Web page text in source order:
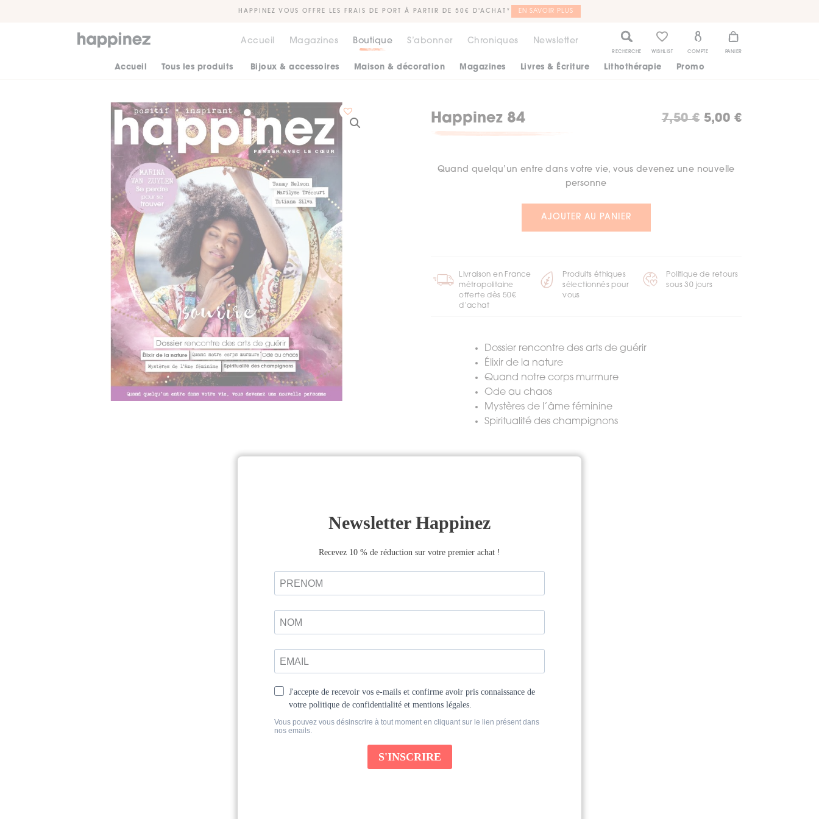
HAPPINEZ VOUS OFFRE LES FRAIS DE PORT À PARTIR DE 50€ D'ACHAT* EN SAVOIR PLUS
Accueil Magazines Boutique S’abonner Chroniques Newsletter
RECHERCHE WISHLIST COMPTE PANIER
Accueil Tous les produits Bijoux & accessoires Maison & décoration Magazines Livres & Écriture Lithothérapie Promo
Happinez 84 7,50€ Le
5,00 €Le
Quand quelqu’un entre dans votre vie, vous devenez une nouvelle
personne
AJOUTER AU PANIER
Livraison en France
métropolitaine
offerte dès 50€
d’achat
Produits éthiques
sélectionnés pour
vous
Politique de retours
sous 30 jours
Dossier rencontre des arts de guérir
Élixir de la nature
Quand notre corps murmure
Ode au chaos
Mystères de l’âme féminine
Spiritualité des champignons